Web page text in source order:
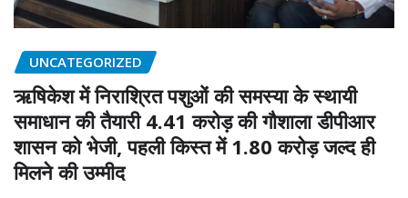
UNCATEGORIZED
ऋषिकेश में निराश्रित पशुओं की समस्या के स्थायी
समाधान की तैयारी 4.41 करोड़ की गौशाला डीपीआर
शासन को भेजी, पहली किस्त में 1.80 करोड़ जल्द ही
मिलने की उम्मीद